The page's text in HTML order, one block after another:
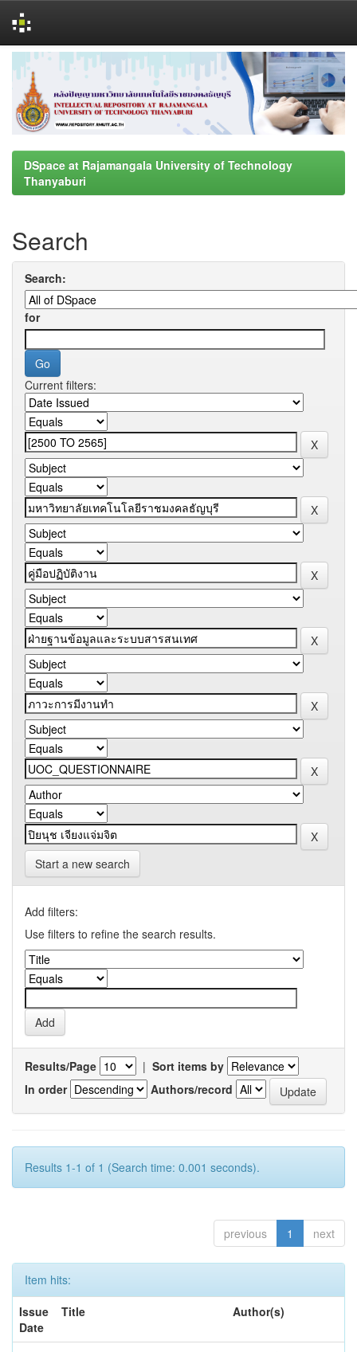
navigation
DSpace at Rajamangala University of Technology
Thanyaburi
Search
Search:
for
Current filters:
Start a new search
Add filters:
Use filters to refine the search results.
Results/Page | Sort items by
In order
Authors/record
Results 1-1 of 1 (Search time: 0.001 seconds).
previous 1 next
Item hits:
Issue
Date
Title Author(s)